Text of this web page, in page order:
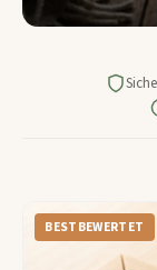
BESTBEWERTET